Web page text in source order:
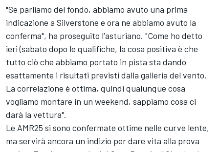
"Se parliamo del fondo, abbiamo avuto una prima
indicazione a Silverstone e ora ne abbiamo avuto la
conferma", ha proseguito l'asturiano. "Come ho detto
ieri (sabato dopo le qualifiche, la cosa positiva è che
tutto ciò che abbiamo portato in pista sta dando
esattamente i risultati previsti dalla galleria del vento.
La correlazione è ottima, quindi qualunque cosa
vogliamo montare in un weekend, sappiamo cosa ci
darà la vettura".
Le AMR25 si sono confermate ottime nelle curve lente,
ma servirà ancora un indizio per dare vita alla prova